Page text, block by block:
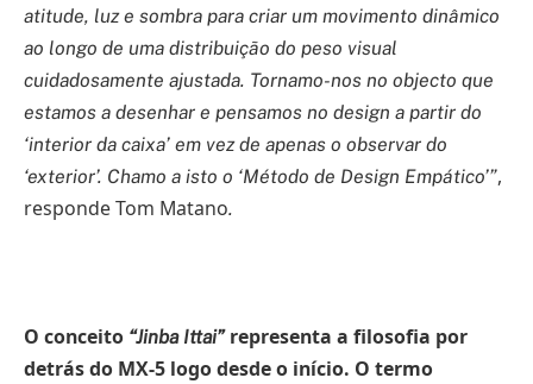
atitude, luz e sombra para criar um movimento dinâmico
ao longo de uma distribuição do peso visual
cuidadosamente ajustada. Tornamo-nos no objecto que
estamos a desenhar e pensamos no design a partir do
‘interior da caixa’ em vez de apenas o observar do
‘exterior’. Chamo a isto o ‘Método de Design Empático’”,
responde Tom Matano.
O conceito “Jinba Ittai”representa a filosofia por
detrás do MX-5 logo desde o início. O termo